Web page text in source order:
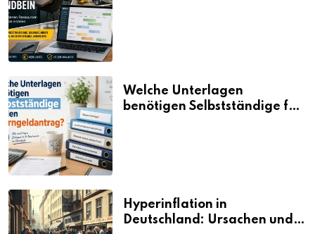
Welche Unterlagen
benötigen Selbstständige für
Hyperinflation in
Deutschland: Ursachen und